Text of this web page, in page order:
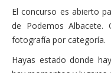
El concurso es abierto
de Podemos Albacete.
fotografía por categoría.
Hayas estado donde